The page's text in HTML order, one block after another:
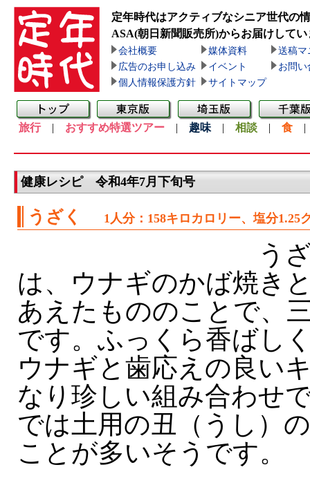
定年時代はアクティブなシニア世代の
ASA(朝日新聞販売所)からお届けしてい
会社概要 媒体資料
送稿マ
広告のお申し込み
イベント
お問い
個人情報保護方針
サイトマップ
旅行| おすすめ特選ツアー | 趣味 | 相談 | 食
健康レシピ 令和4年7月下旬号
うざく 1人分：158キロカロリー、塩分1.25
うざ
は、ウナギのかば焼き
あえたもののことで、
です。ふっくら香ばし
ウナギと歯応えの良い
なり珍しい組み合わせ
では土用の丑（うし）
ことが多いそうです。